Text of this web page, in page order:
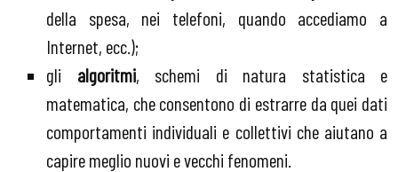
della spesa, nei telefoni, quando accediamo a
Internet, ecc.);
gli algoritmi, schemi di natura statistica e
matematica, che consentono di estrarre da quei dati
comportamenti individuali e collettivi che aiutano a
capire meglio nuovi e vecchi fenomeni.